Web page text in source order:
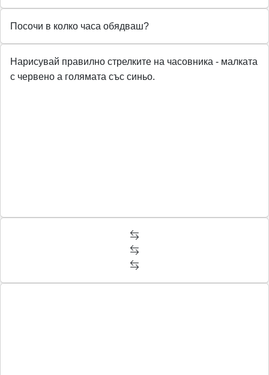
Посочи в колко часа обядваш?
Нарисувай правилно стрелките на часовника - малката
с червено а голямата със синьо.